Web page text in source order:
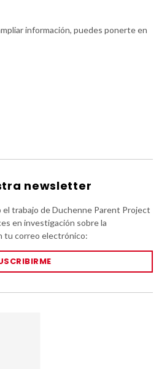
información, puedes ponerte en
newsletter
trabajo de Duchenne Parent Project
en investigación sobre la
tu correo electrónico: